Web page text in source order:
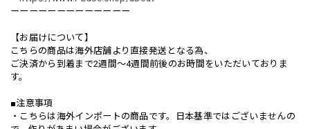
ーーーーーーーーーーーーー
【お届けについて】
こちらの商品は海外店舗より直接発送となる為、
ご決済から到着まで2週間〜4週間前後のお時間をいただいておりま
す。
■注意事項
・こちらは海外インポートの商品です。日本基準ではございませんの